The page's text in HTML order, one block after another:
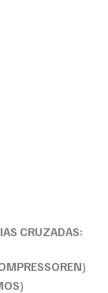
CRUZADAS:
)
)